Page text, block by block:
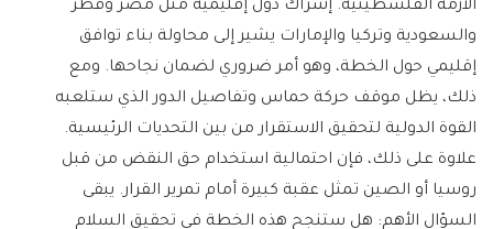
الأزمة الفلسطينية. إشراك دول إقليمية مثل مصر وقطر
والسعودية وتركيا والإمارات يشير إلى محاولة بناء توافق
إقليمي حول الخطة، وهو أمر ضروري لضمان نجاحها. ومع
ذلك، يظل موقف حركة حماس وتفاصيل الدور الذي ستلعبه
القوة الدولية لتحقيق الاستقرار من بين التحديات الرئيسية.
علاوة على ذلك، فإن احتمالية استخدام حق النقض من قبل
روسيا أو الصين تمثل عقبة كبيرة أمام تمرير القرار. يبقى
السؤال الأهم: هل ستنجح هذه الخطة في تحقيق السلام